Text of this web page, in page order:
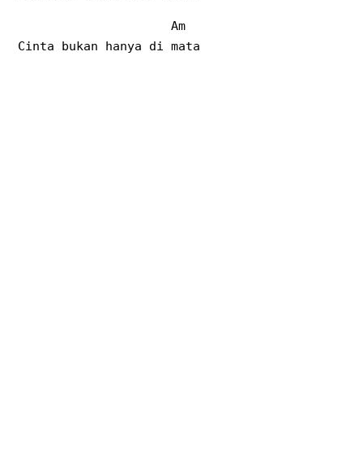
Am
Cinta bukan hanya di mata